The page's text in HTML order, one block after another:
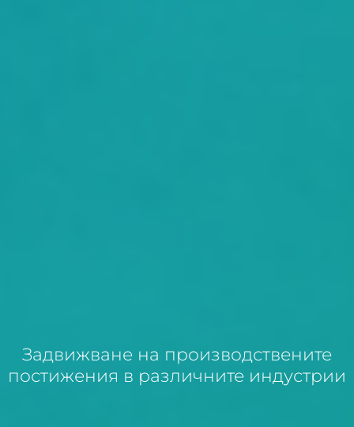
Задвижване на производствените
постижения в различните индустрии